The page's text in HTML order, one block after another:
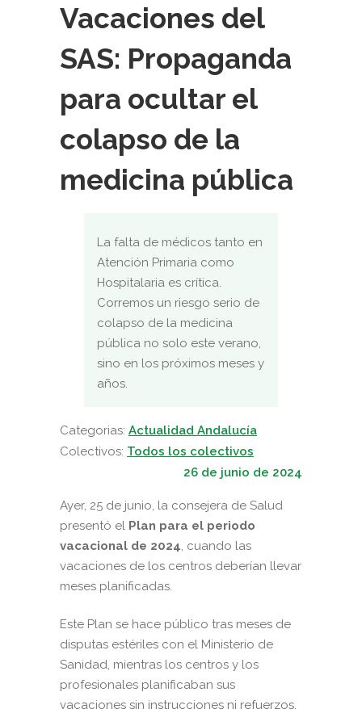
Vacaciones del
SAS: Propaganda
para ocultar el
colapso de la
medicina pública
La falta de médicos tanto en
Atención Primaria como
Hospitalaria es crítica.
Corremos un riesgo serio de
colapso de la medicina
pública no solo este verano,
sino en los próximos meses y
años.
Categorias: Actualidad Andalucía
Colectivos: Todos los colectivos
26 de junio de 2024
Ayer, 25 de junio, la consejera de Salud
presentó el Plan para el periodo
vacacional de 2024, cuando las
vacaciones de los centros deberían llevar
meses planificadas.
Este Plan se hace público tras meses de
disputas estériles con el Ministerio de
Sanidad, mientras los centros y los
profesionales planificaban sus
vacaciones sin instrucciones ni refuerzos.